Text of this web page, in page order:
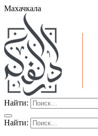
Махачкала
Найти:
Найти: